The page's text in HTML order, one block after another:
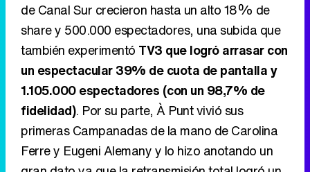
de Canal Sur crecieron hasta un alto 18% de
share y 500.000 espectadores, una subida que
también experimentó TV3 que logró arrasar con
un espectacular 39% de cuota de pantalla y
1.105.000 espectadores (con un 98,7% de
fidelidad). Por su parte, À Punt vivió sus
primeras Campanadas de la mano de Carolina
Ferre y Eugeni Alemany y lo hizo anotando un